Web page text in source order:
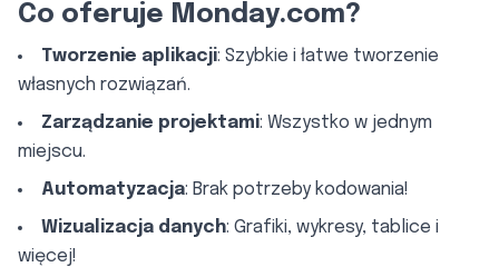
Co oferuje Monday.com?
Tworzenie aplikacji: Szybkie i łatwe tworzenie
własnych rozwiązań.
Zarządzanie projektami: Wszystko w jednym
miejscu.
Automatyzacja: Brak potrzeby kodowania!
Wizualizacja danych: Grafiki, wykresy, tablice i
więcej!